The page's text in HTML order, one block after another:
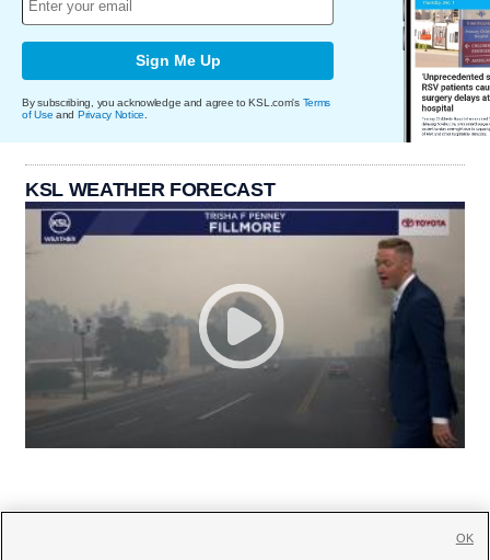
Sign Me Up
By subscribing, you acknowledge and agree to KSL.com's Terms
of Use and Privacy Notice
KSL WEATHER FORECAST
OK